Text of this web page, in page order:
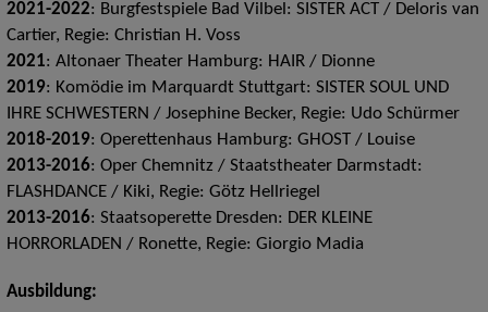
2021-2022: Burgfestspiele Bad Vilbel: SISTER ACT / Deloris van
Cartier, Regie: Christian H. Voss
2021: Altonaer Theater Hamburg: HAIR / Dionne
2019: Komödie im Marquardt Stuttgart: SISTER SOUL UND
IHRE SCHWESTERN / Josephine Becker, Regie: Udo Schürmer
2018-2019: Operettenhaus Hamburg: GHOST / Louise
2013-2016: Oper Chemnitz / Staatstheater Darmstadt:
FLASHDANCE / Kiki, Regie: Götz Hellriegel
2013-2016: Staatsoperette Dresden: DER KLEINE
HORRORLADEN / Ronette, Regie: Giorgio Madia
Ausbildung: